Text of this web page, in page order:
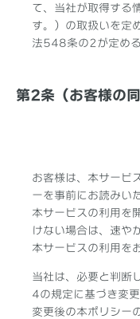
て、当社が取得する
す。）の取扱いを定
法548条の2が定める
第2条（お客様の
お客様は、本サービ
ーを事前にお読みい
本サービスの利用を
けない場合は、速や
本サービスの利用を
当社は、必要と判断
4の規定に基づき変
変更後の本ポリシー